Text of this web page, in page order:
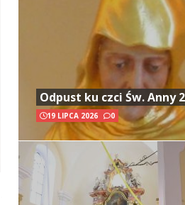
Odpust ku czci Św. Anny
19 LIPCA 2026 0